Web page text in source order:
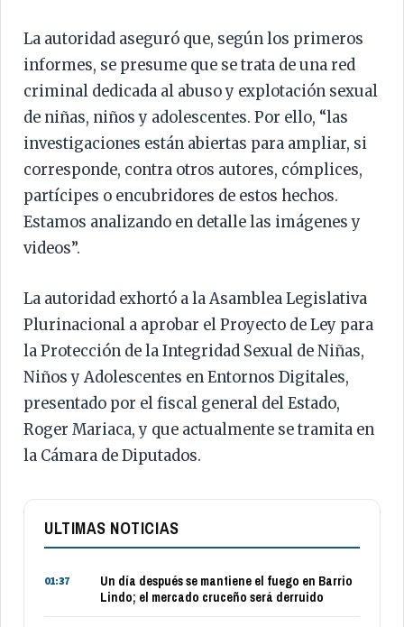
La autoridad aseguró que, según los primeros
informes, se presume que se trata de una red
criminal dedicada al abuso y explotación sexual
de niñas, niños y adolescentes. Por ello, “las
investigaciones están abiertas para ampliar, si
corresponde, contra otros autores, cómplices,
partícipes o encubridores de estos hechos.
Estamos analizando en detalle las imágenes y
videos”.
La autoridad exhortó a la Asamblea Legislativa
Plurinacional a aprobar el Proyecto de Ley para
la Protección de la Integridad Sexual de Niñas,
Niños y Adolescentes en Entornos Digitales,
presentado por el fiscal general del Estado,
Roger Mariaca, y que actualmente se tramita en
la Cámara de Diputados.
ULTIMAS NOTICIAS
01:37
Un día después se mantiene el fuego en Barrio
Lindo; el mercado cruceño será derruido